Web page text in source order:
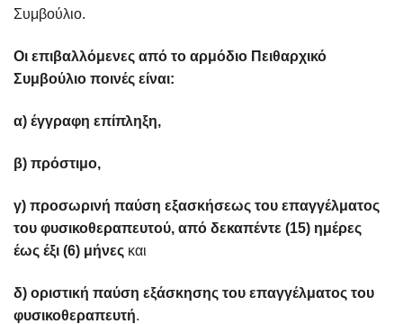
Συμβούλιο.
Οι επιβαλλόμενες από το αρμόδιο Πειθαρχικό
Συμβούλιο ποινές είναι:
α) έγγραφη επίπληξη,
β) πρόστιμο,
γ) προσωρινή παύση εξασκήσεως του επαγγέλματος
του φυσικοθεραπευτού, από δεκαπέντε (15) ημέρες
έως έξι (6) μήνες και
δ) οριστική παύση εξάσκησης του επαγγέλματος του
φυσικοθεραπευτή.